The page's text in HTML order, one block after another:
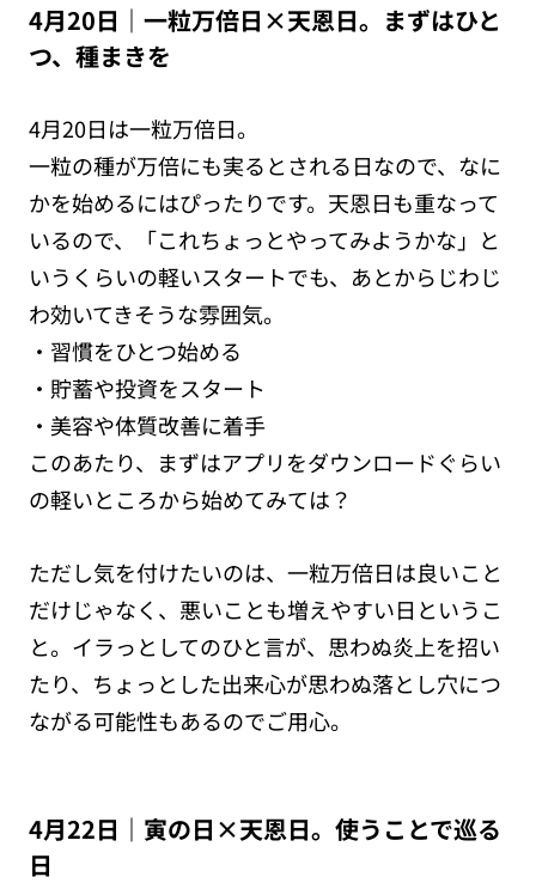
4月20日｜一粒万倍日×天恩日。まずはひと
つ、種まきを
4月20日は一粒万倍日。
一粒の種が万倍にも実るとされる日なので、なに
かを始めるにはぴったりです。天恩日も重なって
いるので、「これちょっとやってみようかな」と
いうくらいの軽いスタートでも、あとからじわじ
わ効いてきそうな雰囲気。
・習慣をひとつ始める
・貯蓄や投資をスタート
・美容や体質改善に着手
このあたり、まずはアプリをダウンロードぐらい
の軽いところから始めてみては？
ただし気を付けたいのは、一粒万倍日は良いこと
だけじゃなく、悪いことも増えやすい日というこ
と。イラっとしてのひと言が、思わぬ炎上を招い
たり、ちょっとした出来心が思わぬ落とし穴につ
ながる可能性もあるのでご用心。
4月22日｜寅の日×天恩日。使うことで巡る
日